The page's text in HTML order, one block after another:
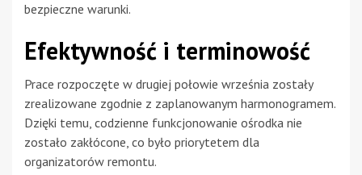
bezpieczne warunki.
Efektywność i terminowość
Prace rozpoczęte w drugiej połowie września zostały
zrealizowane zgodnie z zaplanowanym harmonogramem.
Dzięki temu, codzienne funkcjonowanie ośrodka nie
zostało zakłócone, co było priorytetem dla
organizatorów remontu.